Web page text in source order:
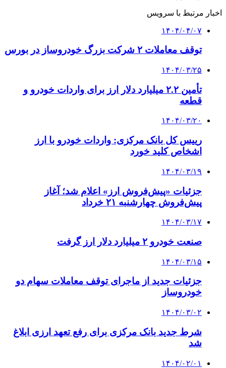
اخبار مرتبط با سرویس
۱۴۰۴/۰۴/۰۷
توقف معاملات ۲ شرکت بزرگ خودروساز در بورس
۱۴۰۴/۰۳/۲۵
تأمین ۲.۲ میلیارد دلار ارز برای واردات خودرو و
قطعه
۱۴۰۴/۰۳/۲۰
رییس کل بانک مرکزی: واردات خودرو با ارز
اشخاص کلید خورد
۱۴۰۴/۰۳/۱۹
جزئیات «پیش‌فروش ارز» اعلام شد؛ آغاز
پیش‌فروش چهارشنبه ۲۱ خرداد
۱۴۰۴/۰۳/۱۷
صنعت خودرو ۲ میلیارد دلار ارز گرفت
۱۴۰۴/۰۳/۱۵
جزئیات جدید از ماجرای توقف معاملات سهام دو
خودروساز
۱۴۰۴/۰۳/۰۲
شرط جدید بانک مرکزی برای رفع تعهد ارزی ابلاغ
شد
۱۴۰۴/۰۲/۰۱